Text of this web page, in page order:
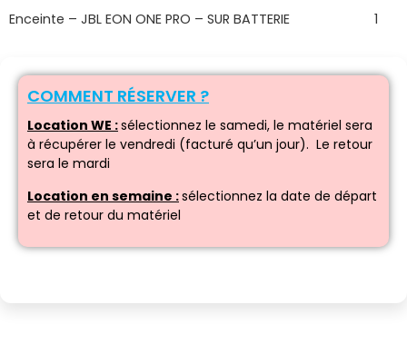
Enceinte – JBL EON ONE PRO – SUR BATTERIE
1
COMMENT RÉSERVER ?
Location WE :sélectionnez le samedi, le matériel sera
à récupérer le vendredi (facturé qu’un jour). Le retour
sera le mardi
Location en semaine :sélectionnez la date de départ
et de retour du matériel